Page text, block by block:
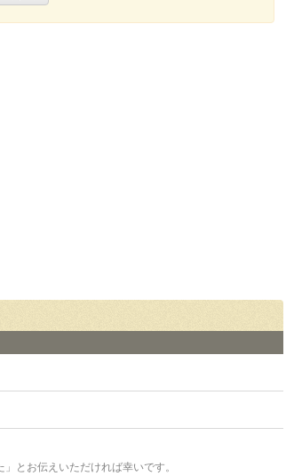
とお伝えいただければ幸いです。